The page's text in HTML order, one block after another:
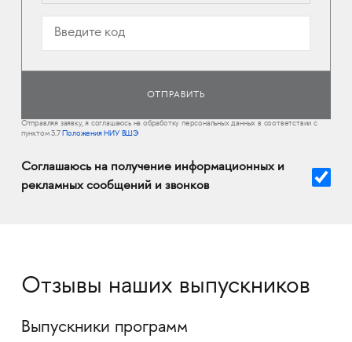
Отправляя заявку, я соглашаюсь на обработку персональных данных в соответствии с
пунктом 3.7
Положения НИУ ВШЭ
Соглашаюсь на получение информационных и
рекламных сообщений и звонков
Отзывы наших выпускников
Выпускники программ